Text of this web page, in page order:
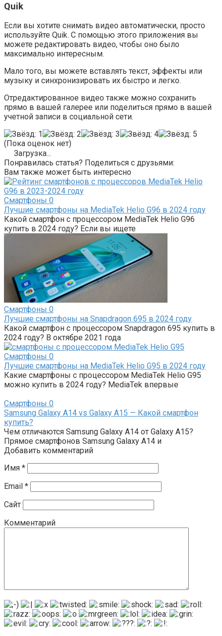
Quik
Если вы хотите снимать видео автоматически, просто
используйте Quik. С помощью этого приложения вы
можете редактировать видео, чтобы оно было
максимально интересным.
Мало того, вы можете вставлять текст, эффекты или
музыку и синхронизировать их быстро и легко.
Отредактированное видео также можно сохранить
прямо в вашей галерее или поделиться прямо в вашей
учетной записи в социальной сети.
(Пока оценок нет)
Загрузка...
Понравилась статья? Поделиться с друзьями:
Вам также может быть интересно
Смартфоны 0
Лучшие смартфоны на MediaTek Helio G96 в 2024 году
Какой смартфон с процессором MediaTek Helio G96
купить в 2024 году? Если вы ищете
Смартфоны 0
Лучшие смартфоны на Snapdragon 695 в 2024 году
Какой смартфон с процессором Snapdragon 695 купить в
2024 году? В октябре 2021 года
Смартфоны 0
Лучшие смартфоны на MediaTek Helio G95 в 2024 году
Какие смартфоны с процессором MediaTek Helio G95
можно купить в 2024 году? MediaTek впервые
Смартфоны 0
Samsung Galaxy A14 vs Galaxy A15 — Какой смартфон
купить?
Чем отличаются Samsung Galaxy A14 от Galaxy A15?
Прямое смартфонов Samsung Galaxy A14 и
Добавить комментарий
Имя *
Email *
Сайт
Комментарий